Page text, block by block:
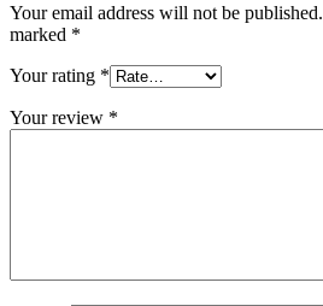
Your email address will not be published.
marked *
Your rating *
Your review *